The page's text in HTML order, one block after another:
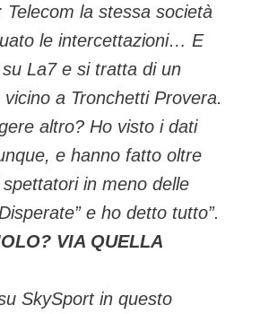
Telecom la stessa società
le intercettazioni… E
La7 e si tratta di un
a Tronchetti Provera.
altro? Ho visto i dati
e hanno fatto oltre
in meno delle
e ho detto tutto”.
VIA QUELLA
SkySport in questo